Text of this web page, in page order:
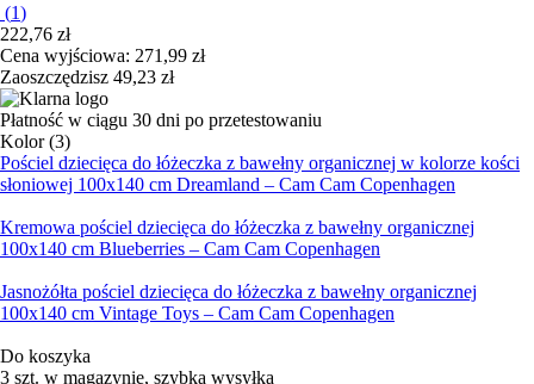
(1)
222,76 zł
Cena wyjściowa: 271,99 zł
Zaoszczędzisz 49,23 zł
Płatność w ciągu 30 dni po przetestowaniu
Kolor (3)
Pościel dziecięca do łóżeczka z bawełny organicznej w kolorze kości
słoniowej 100x140 cm Dreamland – Cam Cam Copenhagen
Kremowa pościel dziecięca do łóżeczka z bawełny organicznej
100x140 cm Blueberries – Cam Cam Copenhagen
Jasnożółta pościel dziecięca do łóżeczka z bawełny organicznej
100x140 cm Vintage Toys – Cam Cam Copenhagen
Do koszyka
3 szt. w magazynie, szybka wysyłka